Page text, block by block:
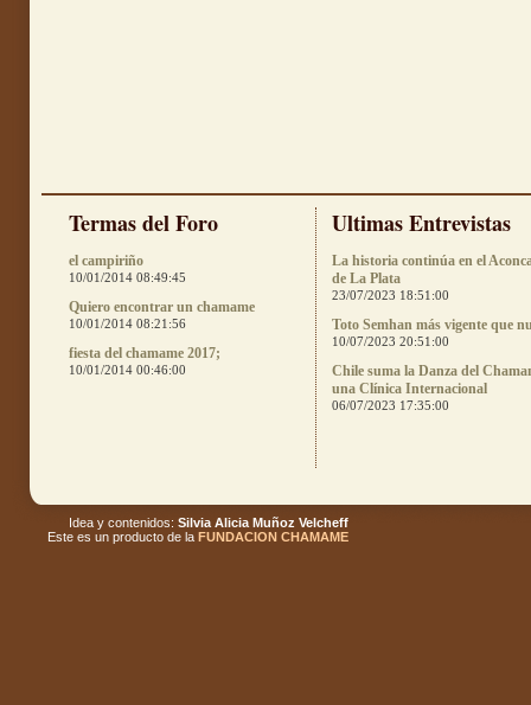
Termas del Foro
el campiriño
10/01/2014 08:49:45
Quiero encontrar un chamame
10/01/2014 08:21:56
fiesta del chamame 2017;
10/01/2014 00:46:00
Ultimas Entrevistas
La historia continúa en el
de La Plata
23/07/2023 18:51:00
Toto Semhan más vigente que
10/07/2023 20:51:00
Chile suma la Danza del
una Clínica Internacional
06/07/2023 17:35:00
Idea y contenidos: Silvia Alicia Muñoz Velcheff
Este es un producto de la FUNDACION CHAMAME